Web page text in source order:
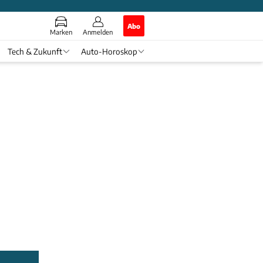
Marken Anmelden
Abo
Tech & Zukunft Auto-Horoskop